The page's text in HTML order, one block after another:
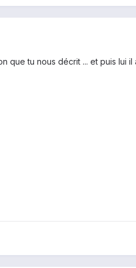
tu nous décrit ... et puis lui il